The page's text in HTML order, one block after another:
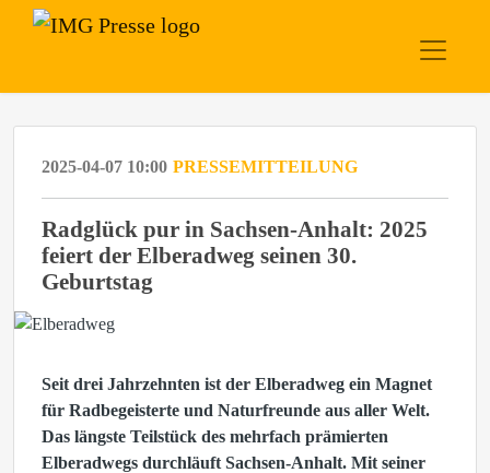
2025-04-07 10:00 PRESSEMITTEILUNG
Radglück pur in Sachsen-Anhalt: 2025
feiert der Elberadweg seinen 30.
Geburtstag
Seit drei Jahrzehnten ist der Elberadweg ein Magnet
für Radbegeisterte und Naturfreunde aus aller Welt.
Das längste Teilstück des mehrfach prämierten
Elberadwegs durchläuft Sachsen-Anhalt. Mit seiner